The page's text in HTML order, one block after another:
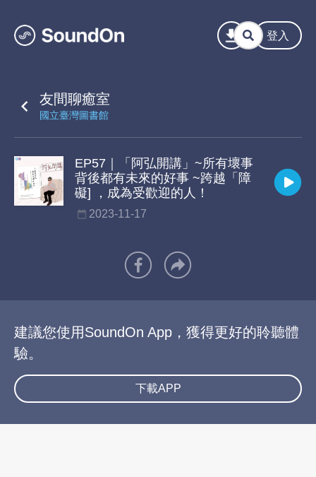
登入
友間聊癒室
國立臺灣圖書館
EP57｜「阿弘開講」~所有壞事
背後都有未來的好事 ~跨越「障
礙] ，成為受歡迎的人！
2023-11-17
建議您使用SoundOn App，獲得更好的聆聽體
驗。
下載APP